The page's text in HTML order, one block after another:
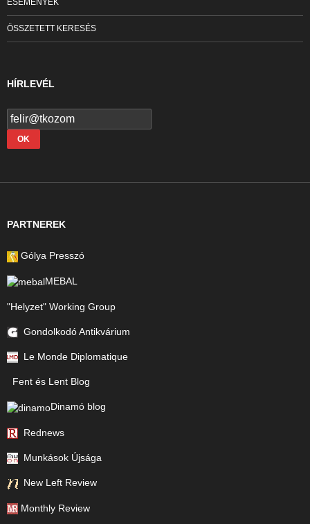
ESEMÉNYEK
ÖSSZETETT KERESÉS
HÍRLEVÉL
PARTNEREK
Gólya Presszó
MEBAL
"Helyzet" Working Group
Gondolkodó Antikvárium
Le Monde Diplomatique
Fent és Lent Blog
Dinamó blog
Rednews
Munkások Újsága
New Left Review
Monthly Review